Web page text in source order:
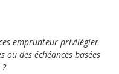
emprunteur privilégier
ou des échéances basées